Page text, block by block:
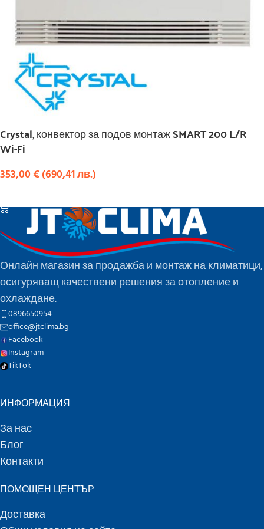
Crystal, конвектор за подов монтаж SMART 200 L/R
Wi-Fi
353,00€(690,41лв.)
Онлайн магазин за продажба и монтаж на климатици,
осигуряващ качествени решения за отопление и
охлаждане.
0896650954
office@jtclima.bg
Facebook
Instagram
TikTok
ИНФОРМАЦИЯ
За нас
Блог
Контакти
ПОМОЩЕН ЦЕНТЪР
Доставка